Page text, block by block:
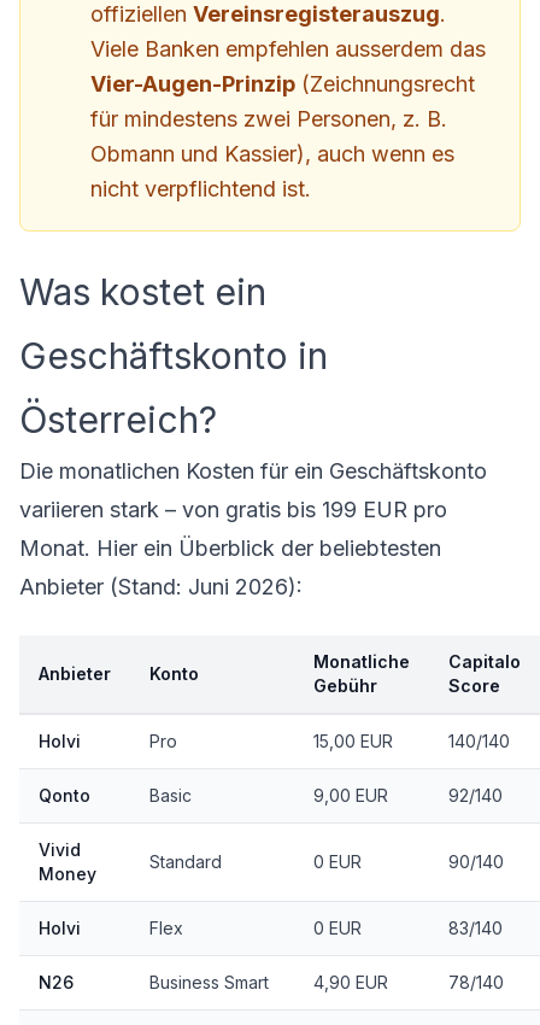
offiziellen Vereinsregisterauszug.
Viele Banken empfehlen ausserdem das
Vier-Augen-Prinzip (Zeichnungsrecht
für mindestens zwei Personen, z. B.
Obmann und Kassier), auch wenn es
nicht verpflichtend ist.
Was kostet ein
Geschäftskonto in
Österreich?
Die monatlichen Kosten für ein Geschäftskonto
variieren stark – von gratis bis 199 EUR pro
Monat. Hier ein Überblick der beliebtesten
Anbieter (Stand: Juni 2026):
Anbieter Konto
Monatliche
Gebühr
Capitalo
Score
Holvi Pro 15,00 EUR 140/140
Qonto Basic 9,00 EUR 92/140
Vivid
Money
Standard 0 EUR 90/140
Holvi Flex 0 EUR 83/140
N26 Business Smart 4,90 EUR 78/140